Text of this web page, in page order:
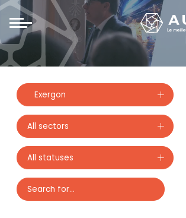
Investments
Panneau de gestion des cookies